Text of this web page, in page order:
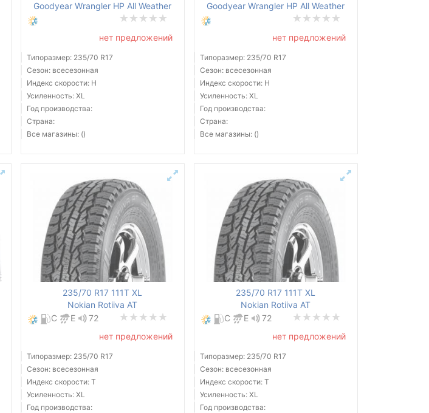
Goodyear Wrangler HP All Weather
нет предложений
Типоразмер: 235/70 R17
Сезон: всесезонная
Индекс скорости: H
Усиленность: XL
Год производства:
Страна:
Все магазины: ()
Goodyear Wrangler HP All Weather
нет предложений
Типоразмер: 235/70 R17
Сезон: всесезонная
Индекс скорости: H
Усиленность: XL
Год производства:
Страна:
Все магазины: ()
235/70 R17 111T XL
Nokian Rotiiva AT
C
E
72
нет предложений
Типоразмер: 235/70 R17
Сезон: всесезонная
Индекс скорости: T
Усиленность: XL
Год производства:
235/70 R17 111T XL
Nokian Rotiiva AT
C
E
72
нет предложений
Типоразмер: 235/70 R17
Сезон: всесезонная
Индекс скорости: T
Усиленность: XL
Год производства: